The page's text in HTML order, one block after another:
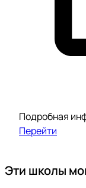
Подробная
Перейти
Эти школы